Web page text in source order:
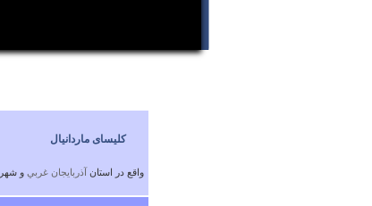
کلیسای ماردانیال
واقع در استانآذربايجان غربي و شهر